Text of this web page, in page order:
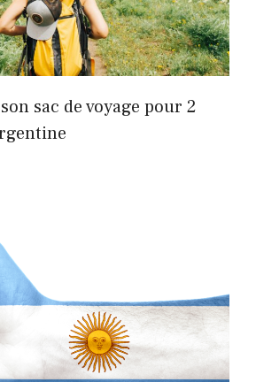
sac de voyage pour 2